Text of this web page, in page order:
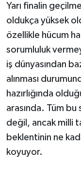
Yarı finalin
oldukça yüksek
özellikle hücum
sorumluluk
iş dünyasından
alınması
hazırlığında
arasında. Tüm
değil, ancak milli
beklentinin ne
koyuyor.